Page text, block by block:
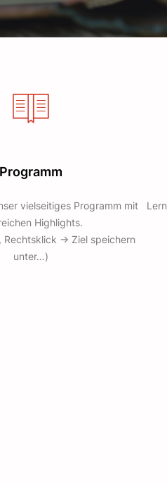
Programm
vielseitiges Programm mit
Highlights.
Rechtsklick -> Ziel speichern
unter…)